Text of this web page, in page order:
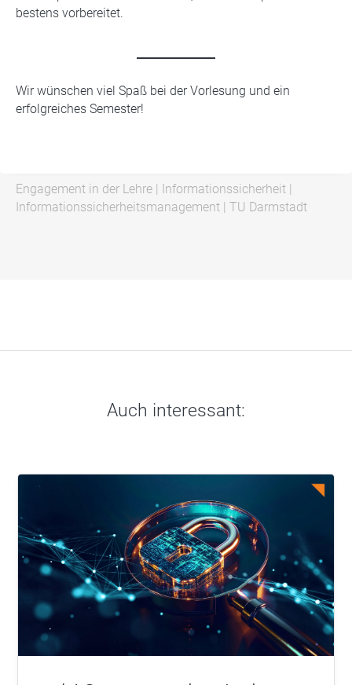
bestens vorbereitet.
Wir wünschen viel Spaß bei der Vorlesung und ein
erfolgreiches Semester!
Engagement in der Lehre | Informationssicherheit |
Informationssicherheitsmanagement | TU Darmstadt
Auch interessant: